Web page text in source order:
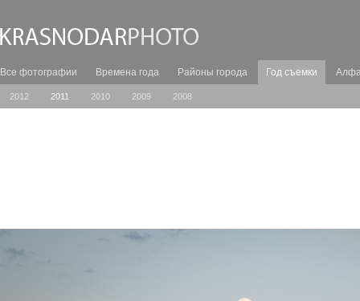
Все фотографии Времена года Районы города Год съемки
2012 2011 2010 2009 2008